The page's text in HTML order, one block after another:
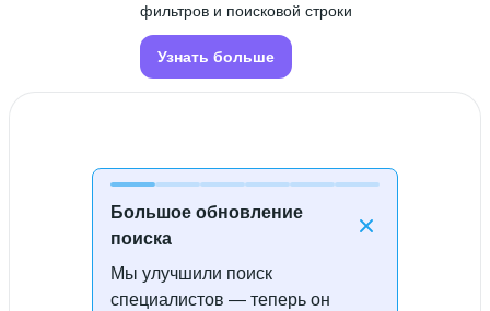
Большое обновление
поиска
Мы улучшили поиск
специалистов — теперь он
фильтров и поисковой строки
Узнать больше
Специалисты не найдены